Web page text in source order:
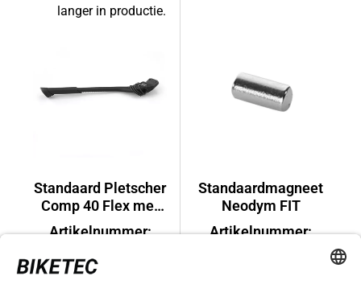
langer in productie.
Standaard Pletscher
Comp 40 Flex met
sensor
Artikelnummer:
€ 64,99*
Standaardmagneet
Neodym FIT
Artikelnummer: